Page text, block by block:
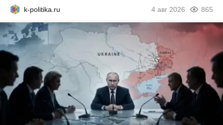
k-politika.ru 4 авг 2026 865